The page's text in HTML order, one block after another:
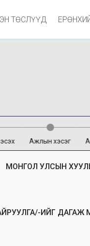
ТӨСЛҮҮД
Ажлын хэсэг
МОНГОЛ УЛСЫН
ИЙГ ДАГАЖ